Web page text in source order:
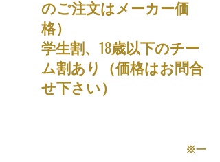
のご注文はメーカー価
格）
​学生割、18歳以下のチー
ム割あり（価格はお問合
せ下さい）
※一